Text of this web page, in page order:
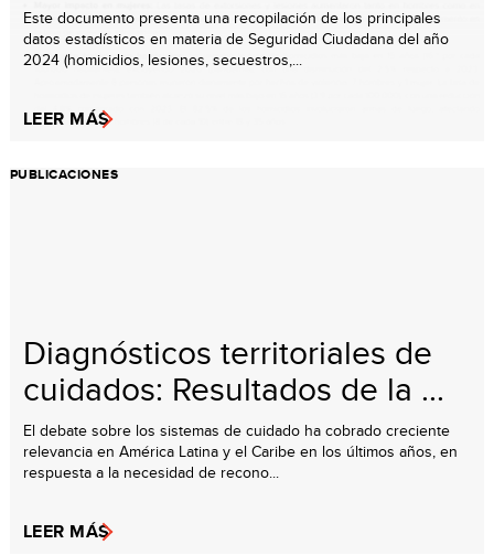
Este documento presenta una recopilación de los principales
datos estadísticos en materia de Seguridad Ciudadana del año
2024 (homicidios, lesiones, secuestros,...
LEER MÁS
PUBLICACIONES
Diagnósticos territoriales de
cuidados: Resultados de la ...
El debate sobre los sistemas de cuidado ha cobrado creciente
relevancia en América Latina y el Caribe en los últimos años, en
respuesta a la necesidad de recono...
LEER MÁS